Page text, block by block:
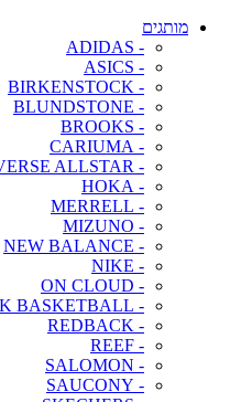
מותגים
- ADIDAS
- ASICS
- BIRKENSTOCK
- BLUNDSTONE
- BROOKS
- CARIUMA
- CONVERSE ALLSTAR
- HOKA
- MERRELL
- MIZUNO
- NEW BALANCE
- NIKE
- ON CLOUD
- PEAK BASKETBALL
- REDBACK
- REEF
- SALOMON
- SAUCONY